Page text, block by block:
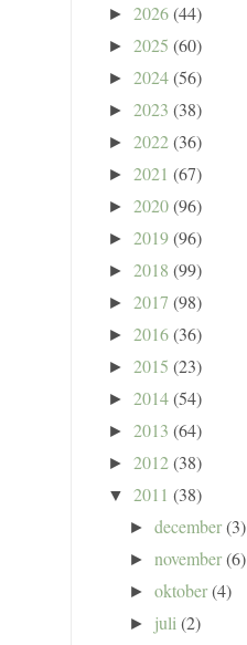
► 2026(44)
► 2025 (60)
► 2024(56)
► 2023 (38)
► 2022(36)
► 2021 (67)
► 2020(96)
► 2019(96)
► 2018 (99)
► 2017 (98)
► 2016(36)
► 2015 (23)
► 2014(54)
► 2013 (64)
► 2012(38)
▼ 2011 (38)
►december(3)
►november(6)
►oktober(4)
► juli(2)